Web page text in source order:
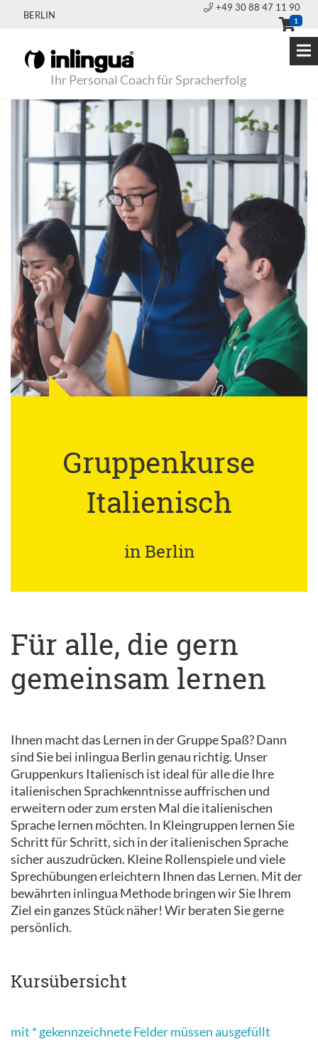
BERLIN
+49 30 88 47 11 90
1
Ihr Personal Coach für Spracherfolg
Gruppenkurse
Italienisch
in Berlin
Für alle, die gern
gemeinsam lernen
Ihnen macht das Lernen in der Gruppe Spaß? Dann
sind Sie bei inlingua Berlin genau richtig. Unser
Gruppenkurs Italienisch ist ideal für alle die Ihre
italienischen Sprachkenntnisse auffrischen und
erweitern oder zum ersten Mal die italienischen
Sprache lernen möchten. In Kleingruppen lernen Sie
Schritt für Schritt, sich in der italienischen Sprache
sicher auszudrücken. Kleine Rollenspiele und viele
Sprechübungen erleichtern Ihnen das Lernen. Mit der
bewährten inlingua Methode bringen wir Sie Ihrem
Ziel ein ganzes Stück näher! Wir beraten Sie gerne
persönlich.
Kursübersicht
mit * gekennzeichnete Felder müssen ausgefüllt